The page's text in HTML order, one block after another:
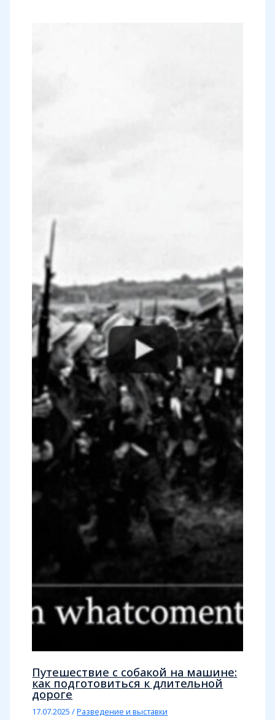
Путешествие с собакой на машине:
как подготовиться к длительной
дороге
17.07.2025/Разведение и выставки